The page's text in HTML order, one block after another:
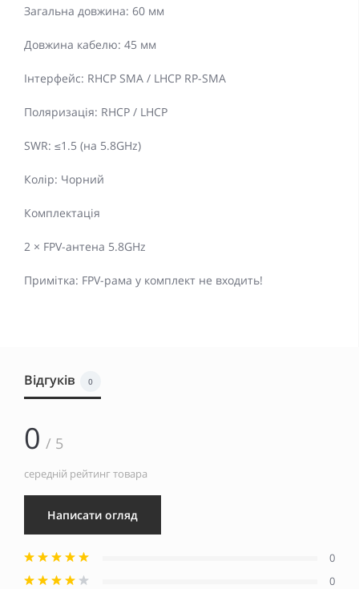
Загальна довжина: 60 мм
Довжина кабелю: 45 мм
Інтерфейс: RHCP SMA / LHCP RP-SMA
Поляризація: RHCP / LHCP
SWR: ≤1.5 (на 5.8GHz)
Колір: Чорний
Комплектація
2 × FPV-антена 5.8GHz
Примітка: FPV-рама у комплект не входить!
Відгуків 0
0 / 5
середній рейтинг товара
Написати огляд
0
0